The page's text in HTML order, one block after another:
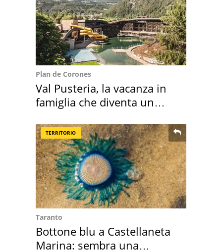
Plan de Corones
Val Pusteria, la vacanza in
famiglia che diventa un
TERRITORIO
Taranto
Bottone blu a Castellaneta
Marina: sembra una